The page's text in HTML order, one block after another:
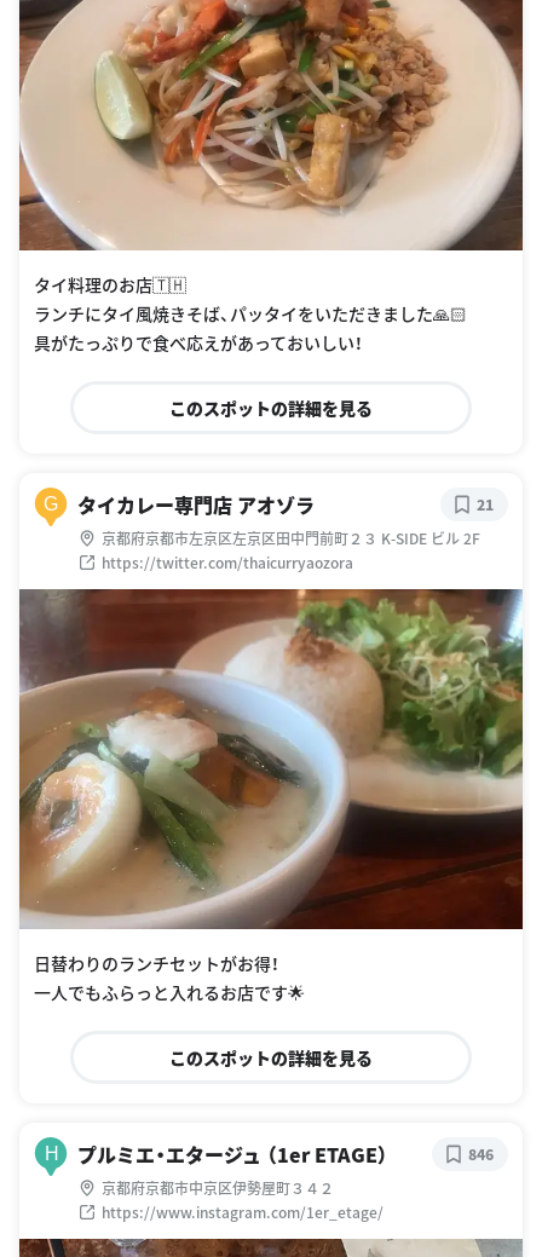
タイ料理のお店🇹🇭
ランチにタイ風焼きそば、パッタイをいただきました🙏🏻
具がたっぷりで食べ応えがあっておいしい！
このスポットの詳細を見る
G タイカレー専門店 アオゾラ
京都府京都市左京区左京区田中門前町２３ K-SIDE ビル 2F
https://twitter.com/thaicurryaozora
21
日替わりのランチセットがお得！
一人でもふらっと入れるお店です🌟
このスポットの詳細を見る
H プルミエ・エタージュ （1er ETAGE）
京都府京都市中京区伊勢屋町３４２
https://www.instagram.com/1er_etage/
846